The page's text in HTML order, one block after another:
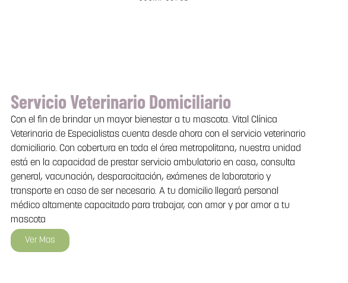
Servicio Veterinario Domiciliario
Con el fin de brindar un mayor bienestar a tu mascota. Vital Clínica
Veterinaria de Especialistas cuenta desde ahora con el servicio veterinario
domiciliario. Con cobertura en toda el área metropolitana, nuestra unidad
está en la capacidad de prestar servicio ambulatorio en casa, consulta
general, vacunación, desparacitación, exámenes de laboratorio y
transporte en caso de ser necesario. A tu domicilio llegará personal
médico altamente capacitado para trabajar, con amor y por amor a tu
mascota
Ver Mas